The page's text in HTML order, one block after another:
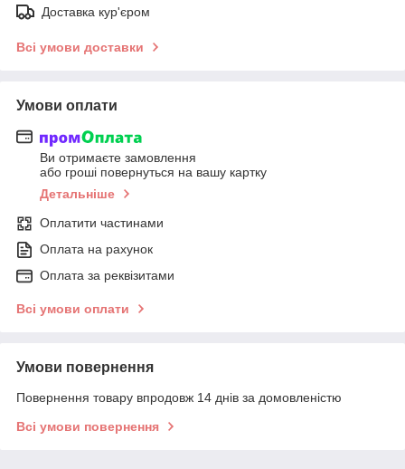
Доставка кур'єром
Всі умови доставки
Умови оплати
Ви отримаєте замовлення
або гроші повернуться на вашу картку
Детальніше
Оплатити частинами
Оплата на рахунок
Оплата за реквізитами
Всі умови оплати
Умови повернення
Повернення товару впродовж 14 днів за домовленістю
Всі умови повернення